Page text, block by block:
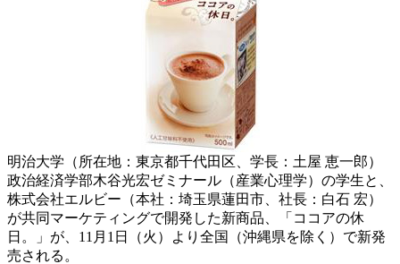
明治大学（所在地：東京都千代田区、学長：土屋 恵一郎）
政治経済学部木谷光宏ゼミナール（産業心理学）の学生と、
株式会社エルビー（本社：埼玉県蓮田市、社長：白石 宏）
が共同マーケティングで開発した新商品、「ココアの休
日。」が、11月1日（火）より全国（沖縄県を除く）で新発
売される。